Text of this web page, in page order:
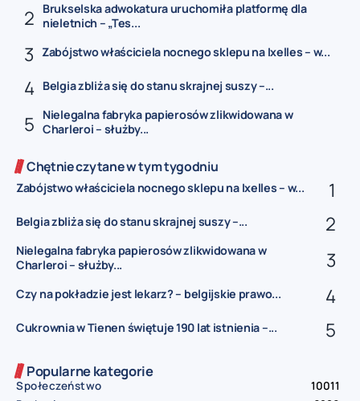
Brukselska adwokatura uruchomiła platformę dla
nieletnich – „Tes...
Zabójstwo właściciela nocnego sklepu na Ixelles – w...
Belgia zbliża się do stanu skrajnej suszy –...
Nielegalna fabryka papierosów zlikwidowana w
Charleroi – służby...
Chętnie czytane w tym tygodniu
Zabójstwo właściciela nocnego sklepu na Ixelles – w...
Belgia zbliża się do stanu skrajnej suszy –...
Nielegalna fabryka papierosów zlikwidowana w
Charleroi – służby...
Czy na pokładzie jest lekarz? – belgijskie prawo...
Cukrownia w Tienen świętuje 190 lat istnienia –...
Popularne kategorie
Społeczeństwo
10011